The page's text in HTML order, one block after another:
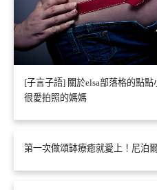
[子言子語] 關於elsa部落格的點
很愛拍照的媽媽
第一次做頌缽療癒就愛上！尼泊